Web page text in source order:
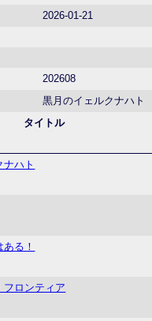
2026-01-21
202608
黒月のイェルクナハト
タイトル
ナハト
る！
フロンティア